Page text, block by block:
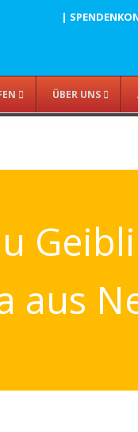
|
ÜBER UNS
aus